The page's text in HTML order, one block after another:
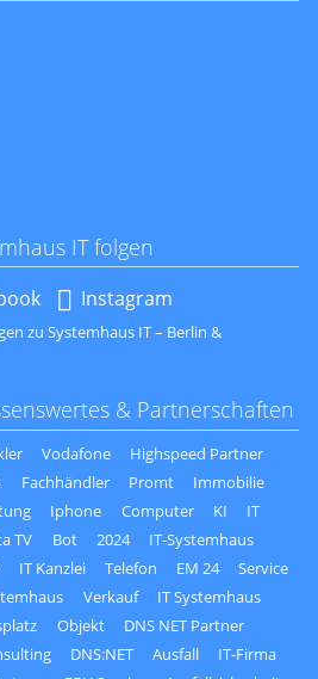
IT folgen
Instagram
& Partnerschaften
Vodafone
Highspeed Partner
Fachhändler Promt
Immobilie
Iphone Computer KI
IT
TV Bot 2024
IT-Systemhaus
IT Kanzlei Telefon EM 24
Service
Verkauf
IT Systemhaus
Objekt
DNS NET Partner
DNS:NET Ausfall
IT-Firma